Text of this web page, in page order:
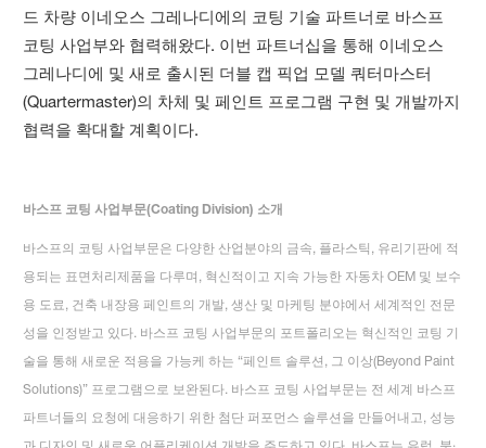
드 차량 이네오스 그레나디에의 코팅 기술 파트너로 바스프
코팅 사업부와 협력해왔다. 이번 파트너십을 통해 이네오스
그레나디에 및 새로 출시된 더블 캡 픽업 모델 쿼터마스터
(Quartermaster)의 차체 및 페인트 프로그램 구현 및 개발까지
협력을 확대할 계획이다.
바스프 코팅 사업부문(Coating Division) 소개
바스프의 코팅 사업부문은 다양한 산업분야의 금속, 플라스틱, 유리기판에 적
용되는 표면처리제품을 다루며, 혁신적이고 지속 가능한 자동차 OEM 및 보수
용 도료, 건축 내장용 페인트의 개발, 생산 및 마케팅 분야에서 세계적인 전문
성을 인정받고 있다. 바스프 코팅 사업부문의 포트폴리오는 혁신적인 코팅 기
술을 통해 새로운 적용을 가능케 하는 “페인트 솔루션, 그 이상(Beyond Paint
Solutions)” 프로그램으로 보완된다. 바스프 코팅 사업부문는 전 세계 바스프
파트너들의 요청에 대응하기 위한 첨단 퍼포먼스 솔루션을 만들어내고, 성능
과 디자인 및 새로운 어플리케이션 개발을 주도하고 있다. 바스프는 유럽, 북·